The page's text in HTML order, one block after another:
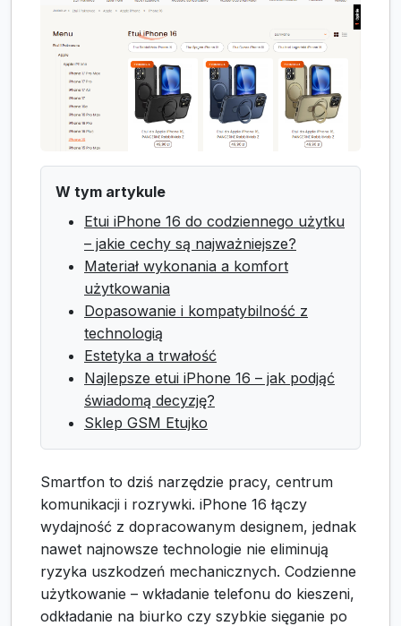
W tym artykule
Etui iPhone 16 do codziennego użytku
– jakie cechy są najważniejsze?
Materiał wykonania a komfort
użytkowania
Dopasowanie i kompatybilność z
technologią
Estetyka a trwałość
Najlepsze etui iPhone 16 – jak podjąć
świadomą decyzję?
Sklep GSM Etujko
Smartfon to dziś narzędzie pracy, centrum
komunikacji i rozrywki. iPhone 16 łączy
wydajność z dopracowanym designem, jednak
nawet najnowsze technologie nie eliminują
ryzyka uszkodzeń mechanicznych. Codzienne
użytkowanie – wkładanie telefonu do kieszeni,
odkładanie na biurko czy szybkie sięganie po